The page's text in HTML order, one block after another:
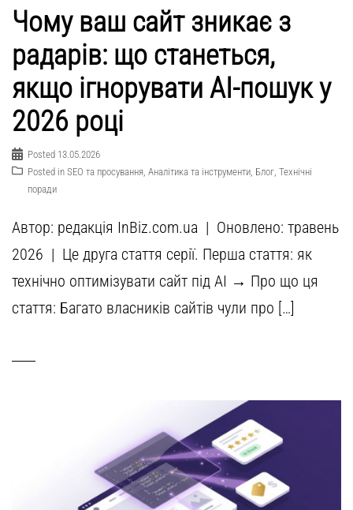
Чому ваш сайт зникає з
радарів: що станеться,
якщо ігнорувати AI-пошук у
2026 році
Posted 13.05.2026
Posted in SEO та просування Аналітика та інструменти Блог Технічні
поради
Автор: редакція InBiz.com.ua | Оновлено: травень
2026 | Це друга стаття серії. Перша стаття: як
технічно оптимізувати сайт під AI → Про що ця
стаття: Багато власників сайтів чули про […]